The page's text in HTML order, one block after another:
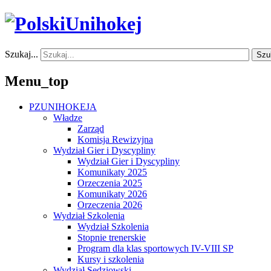
Szukaj...
Menu_top
PZUNIHOKEJA
Władze
Zarząd
Komisja Rewizyjna
Wydział Gier i Dyscypliny
Wydział Gier i Dyscypliny
Komunikaty 2025
Orzeczenia 2025
Komunikaty 2026
Orzeczenia 2026
Wydział Szkolenia
Wydział Szkolenia
Stopnie trenerskie
Program dla klas sportowych IV-VIII SP
Kursy i szkolenia